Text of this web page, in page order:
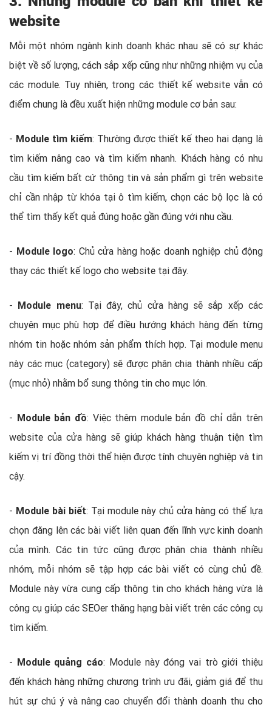
website
Mỗi một nhóm ngành kinh doanh khác nhau sẽ có sự khác
biệt về số lượng, cách sắp xếp cũng như những nhiệm vụ của
các module. Tuy nhiên, trong các thiết kế website vẫn có
điểm chung là đều xuất hiện những module cơ bản sau:
- Module tìm kiếm: Thường được thiết kế theo hai dạng là
tìm kiếm nâng cao và tìm kiếm nhanh. Khách hàng có nhu
cầu tìm kiếm bất cứ thông tin và sản phẩm gì trên website
chỉ cần nhập từ khóa tại ô tìm kiếm, chọn các bộ lọc là có
thể tìm thấy kết quả đúng hoặc gần đúng với nhu cầu.
- Module logo: Chủ cửa hàng hoặc doanh nghiệp chủ động
thay các thiết kế logo cho website tại đây.
- Module menu: Tại đây, chủ cửa hàng sẽ sắp xếp các
chuyên mục phù hợp để điều hướng khách hàng đến từng
nhóm tin hoặc nhóm sản phẩm thích hợp. Tại module menu
này các mục (category) sẽ được phân chia thành nhiều cấp
(mục nhỏ) nhằm bổ sung thông tin cho mục lớn.
- Module bản đồ: Việc thêm module bản đồ chỉ dẫn trên
website của cửa hàng sẽ giúp khách hàng thuận tiện tìm
kiếm vị trí đồng thời thể hiện được tính chuyên nghiệp và tin
cậy.
- Module bài biết: Tại module này chủ cửa hàng có thể lựa
chọn đăng lên các bài viết liên quan đến lĩnh vực kinh doanh
của mình. Các tin tức cũng được phân chia thành nhiều
nhóm, mỗi nhóm sẽ tập hợp các bài viết có cùng chủ đề.
Module này vừa cung cấp thông tin cho khách hàng vừa là
công cụ giúp các SEOer thăng hạng bài viết trên các công cụ
tìm kiếm.
- Module quảng cáo: Module này đóng vai trò giới thiệu
đến khách hàng những chương trình ưu đãi, giảm giá để thu
hút sự chú ý và nâng cao chuyển đổi thành doanh thu cho